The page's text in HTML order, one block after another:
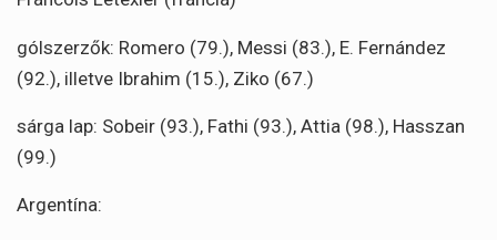
gólszerzők: Romero (79.), Messi (83.), E. Fernández
(92.), illetve Ibrahim (15.), Ziko (67.)
sárga lap: Sobeir (93.), Fathi (93.), Attia (98.), Hasszan
(99.)
Argentína: